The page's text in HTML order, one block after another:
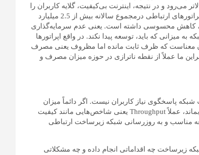
و در نتیجه، اینترنت بی‌کیفیت، گلایه کاربران را
بیش از پیش به دنبال خواهد داشت. به عنوان مثال در برخی از سال‌ها، اپراتورهای ارتباطی درمجموع سالانه بیش از 2.5 میلیارد
کاهش محسوسی داشته است. یعنی عدم سرمایه‌گذاری
که باید، توسعه پیدا نکند. در واقع اپراتورها
معناست که ظرف ثابت مانده اما مظروف یعنی مصرف
ما عملاً از نقطه ناترازی در حوزه میزان مصرف و
پاسخگوی نیاز کاربران نیست. اگر دائماً میزان
حجم و ترافیک مصرفی کاربر(Payload) افزایش یابد ولی زیرساخت ثابت بماند، عملاً Throughput یعنی شاخص‌هایی مانند کیفیت
مناسب و به روزرسانی شبکه زیرساخت ارتباطی
زیرساخت چه اقداماتی انجام داده و چه مشکلاتی